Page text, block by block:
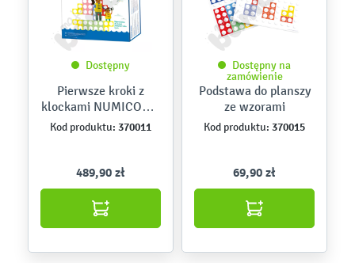
Dostępny
Pierwsze kroki z
klockami NUMICON –
zestaw indywidualny
Kod produktu: 370011
489,90 zł
Dostępny na
zamówienie
Podstawa do planszy
ze wzorami
Kod produktu: 370015
69,90 zł